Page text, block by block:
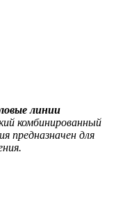
линии
комбинированный
предназначен для